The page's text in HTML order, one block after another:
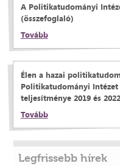
A Politikatudományi
(összefoglaló)
Tovább
Élen a hazai
Politikatudományi
teljesítménye 2019 és
Tovább
Legfrissebb hírek